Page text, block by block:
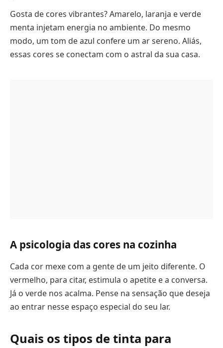
Gosta de cores vibrantes? Amarelo, laranja e verde
menta injetam energia no ambiente. Do mesmo
modo, um tom de azul confere um ar sereno. Aliás,
essas cores se conectam com o astral da sua casa.
A psicologia das cores na cozinha
Cada cor mexe com a gente de um jeito diferente. O
vermelho, para citar, estimula o apetite e a conversa.
Já o verde nos acalma. Pense na sensação que deseja
ao entrar nesse espaço especial do seu lar.
Quais os tipos de tinta para